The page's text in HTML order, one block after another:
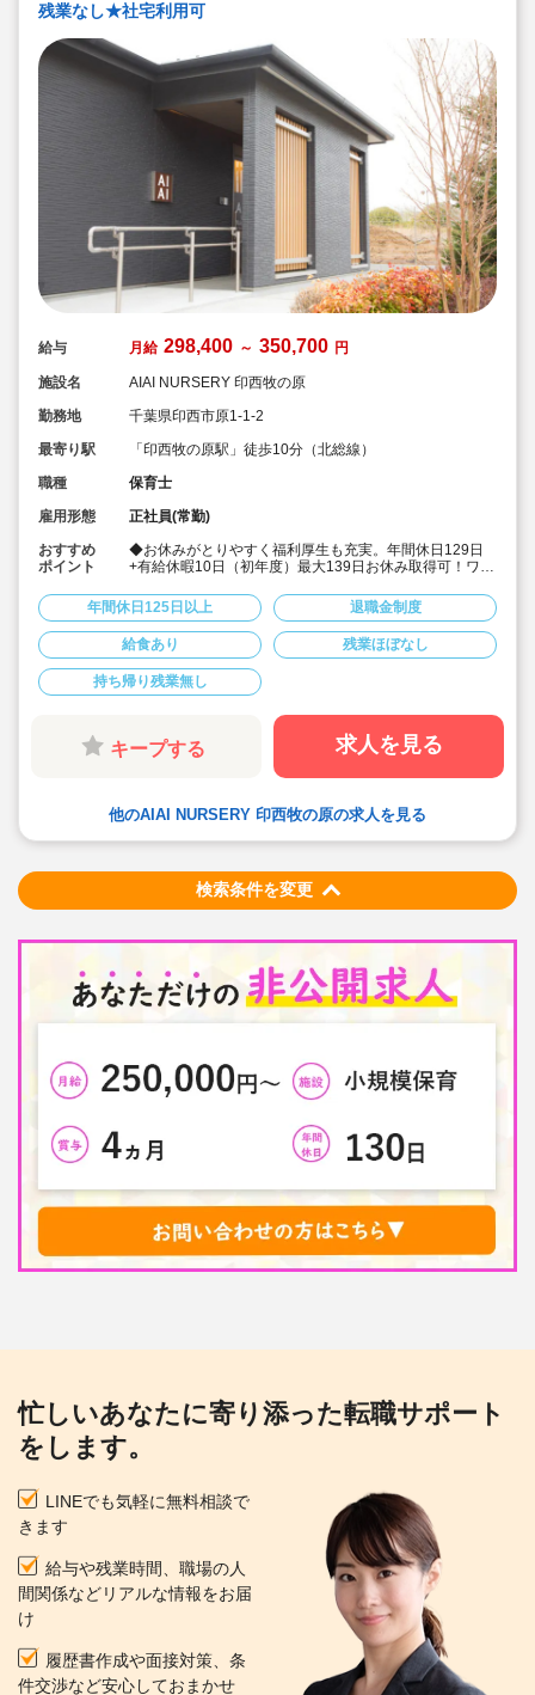
残業なし★社宅利用可
給与 月給 298,400 ～ 350,700 円
施設名
AIAI NURSERY 印西牧の原
勤務地
千葉県印西市原1-1-2
最寄り駅
「印西牧の原駅」徒歩10分（北総線）
職種
保育士
雇用形態
正社員(常勤)
おすすめ
ポイント
◆お休みがとりやすく福利厚生も充実。年間休日129日
+有給休暇10日（初年度）最大139日お休み取得可！ワー
◆給食費補助、借り上げ社宅制度あり、退職金制度など
福利厚生も充実しています
◆少人数制保育で子ども一人ひとりに寄り添う保育がで
きます。
◆チーム保育で複数担任制を取っております。
◆保育に専念できる環境づくり
連絡帳や日誌のアプリ化を始め、園だより等も手書き作
業がありません。ICTツールで書類作成の負担を軽減して
◆子ども主体の温かみのある保育環境を大切にしていま
す。大型遊具や床暖房完備の快適な保育室など、充実し
た環境を整えています。
別療育も行っています。療育へのキャリアチェンジも可
制度を用意しています。
◆育児休業取得率94%・復職率89%
年間休日125日以上 退職金制度
給食あり 残業ほぼなし
持ち帰り残業無し
キープする 求人を見る
他のAIAI NURSERY 印西牧の原の求人を見る
検索条件を変更
忙しいあなたに寄り添った転職サポート
をします。
LINEでも気軽に無料相談で
きます
給与や残業時間、職場の人
間関係などリアルな情報をお届
け
履歴書作成や面接対策、条
件交渉など安心しておまかせ